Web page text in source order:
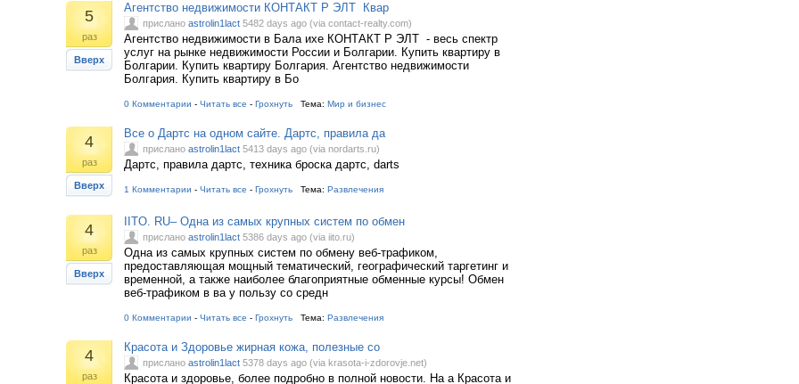
5
раз
Вверх
Агентство недвижимости КОНТАКТ Р ЭЛТ Квар
прислано astrolin1lact 5482 days ago (via contact-realty.com)
Агентство недвижимости в Бала ихе КОНТАКТ Р ЭЛТ - весь спектр
услуг на рынке недвижимости России и Болгарии. Купить квартиру в
Болгарии. Купить квартиру Болгария. Агентство недвижимости
Болгария. Купить квартиру в Бо
0 Комментарии - Читать все - Грохнуть Тема: Мир и бизнес
4
раз
Вверх
Все о Дартс на одном сайте. Дартс, правила да
прислано astrolin1lact 5413 days ago (via nordarts.ru)
Дартс, правила дартс, техника броска дартс, darts
1 Комментарии - Читать все - Грохнуть Тема: Развлечения
4
раз
Вверх
IITO. RU– Одна из самых крупных систем по обмен
прислано astrolin1lact 5386 days ago (via iito.ru)
Одна из самых крупных систем по обмену веб-трафиком,
предоставляющая мощный тематический, географический таргетинг и
временной, а также наиболее благоприятные обменные курсы! Обмен
веб-трафиком в ва у пользу со средн
0 Комментарии - Читать все - Грохнуть Тема: Развлечения
4
раз
Красота и Здоровье жирная кожа, полезные со
прислано astrolin1lact 5378 days ago (via krasota-i-zdorovje.net)
Красота и здоровье, более подробно в полной новости. На а Красота и